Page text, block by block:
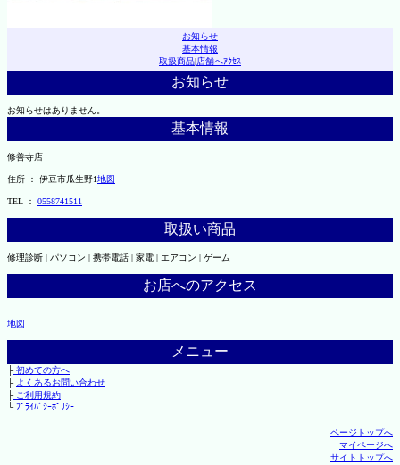
お知らせ
基本情報
取扱商品|店舗へｱｸｾｽ
お知らせ
お知らせはありません。
基本情報
修善寺店
住所 ： 伊豆市瓜生野1地図
TEL ： 0558741511
取扱い商品
修理診断 | パソコン | 携帯電話 | 家電 | エアコン | ゲーム
お店へのアクセス
地図
メニュー
├初めての方へ
├ よくあるお問い合わせ
├ご利用規約
└ﾌﾟﾗｲﾊﾞｼｰﾎﾟﾘｼｰ
ページトップへ
マイページへ
サイトトップへ